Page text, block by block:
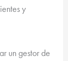
y
un gestor de